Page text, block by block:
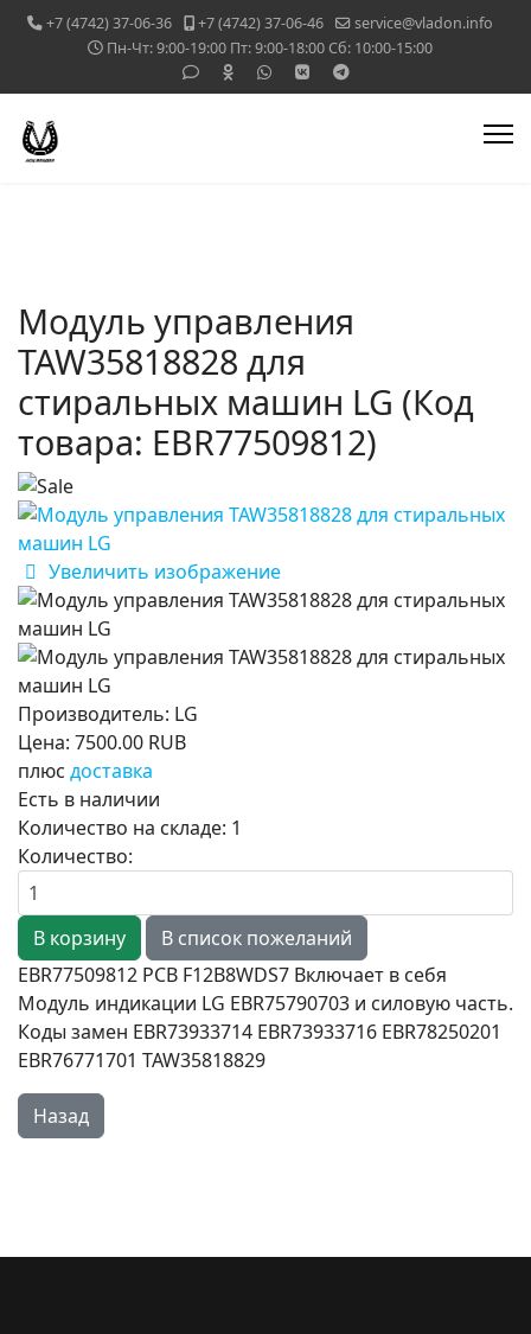
+7 (4742) 37-06-36 +7 (4742) 37-06-46
service@vladon.info
Пн-Чт: 9:00-19:00 Пт: 9:00-18:00 Сб: 10:00-15:00
Модуль управления
TAW35818828 для
стиральных машин LG (Код
товара: EBR77509812)
Увеличить изображение
Производитель: LG
Цена: 7500.00 RUB
плюс доставка
Есть в наличии
Количество на складе: 1
Количество:
EBR77509812 PCB F12B8WDS7 Включает в себя
Модуль индикации LG EBR75790703 и силовую часть.
Коды замен EBR73933714 EBR73933716 EBR78250201
EBR76771701 TAW35818829